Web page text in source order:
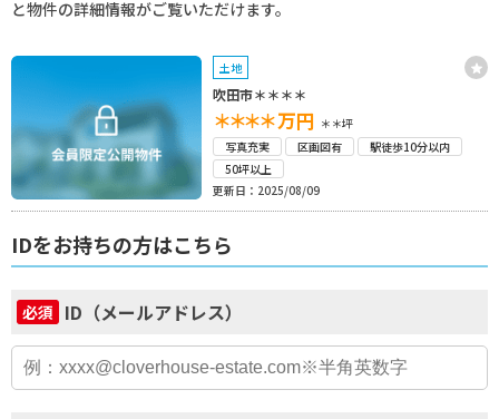
と物件の詳細情報がご覧いただけます。
土地
吹田市＊＊＊＊
＊＊＊＊万円 ＊＊坪
写真充実
区画図有
駅徒歩10分以内
50坪以上
更新日：2025/08/09
IDをお持ちの方はこちら
必須 ID（メールアドレス）